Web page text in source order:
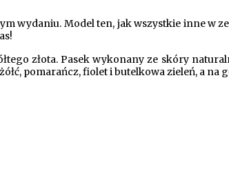
wydaniu. Model ten, jak wszystkie inne w
złota. Pasek wykonany ze skóry
pomarańcz, fiolet i butelkowa zieleń, a na